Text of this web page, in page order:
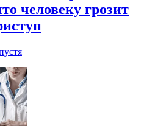
человеку грозит